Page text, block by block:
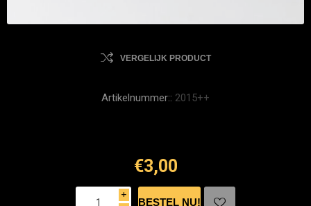
VERGELIJK PRODUCT
Artikelnummer:: 2015++
€3,00
i